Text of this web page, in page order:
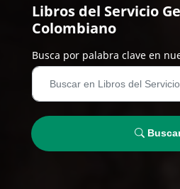
Libros del Servicio
Colombiano
Busca por palabra clave en